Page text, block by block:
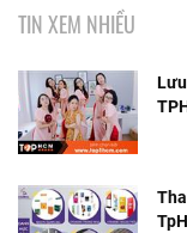
TIN XEM NHIỀU